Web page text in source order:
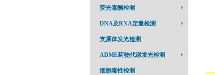
荧光素酶检测
DNA及RNA定量检测
支原体发光检测
ADME药物代谢发光检测
细胞毒性检测